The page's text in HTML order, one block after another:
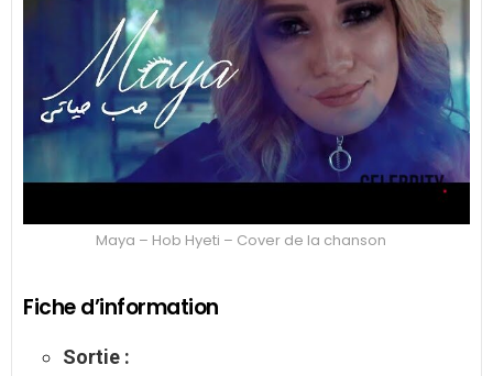
Maya – Hob Hyeti – Cover de la chanson
Fiche d’information
Sortie :